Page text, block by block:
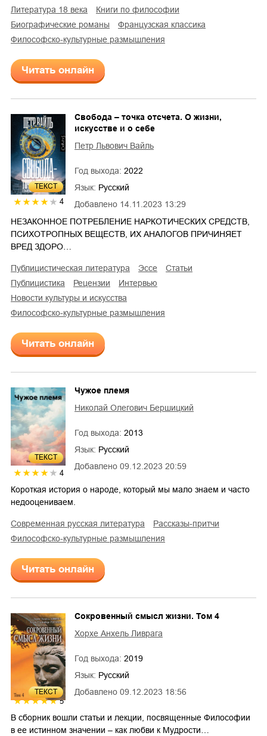
литература 18 века
книги по философии
биографические романы
французская классика
философско-культурные размышления
Читать онлайн
ТЕКСТ
4 Добавлено 14.11.2023 13:29
Свобода – точка отсчета. О жизни,
искусстве и о себе
Петр Львович Вайль
Год выхода: 2022
Язык: Русский
НЕЗАКОННОЕ ПОТРЕБЛЕНИЕ НАРКОТИЧЕСКИХ СРЕДСТВ,
ПСИХОТРОПНЫХ ВЕЩЕСТВ, ИХ АНАЛОГОВ ПРИЧИНЯЕТ
ВРЕД ЗДОРО…
публицистическая литература эссе
статьи
публицистика
рецензии
интервью
новости культуры и искусства
философско-культурные размышления
Читать онлайн
ТЕКСТ
4
Добавлено 09.12.2023 20:59
Чужое племя
Николай Олегович Бершицкий
Год выхода: 2013
Язык: Русский
Короткая история о народе, который мы мало знаем и часто
недооцениваем.
современная русская литература
рассказы-притчи
философско-культурные размышления
Читать онлайн
ТЕКСТ
5
Добавлено 09.12.2023 18:56
Сокровенный смысл жизни. Том 4
Хорхе Анхель Ливрага
Год выхода: 2019
Язык: Русский
В сборник вошли статьи и лекции, посвященные Философии
в ее истинном значении – как любви к Мудрости…